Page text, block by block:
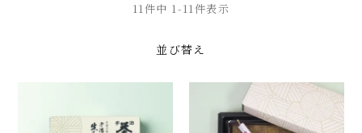
並び替え
11件中 1-11件表示